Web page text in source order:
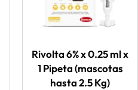
Rivolta 6% x 0.25 ml x
1 Pipeta (mascotas
hasta 2.5 Kg)